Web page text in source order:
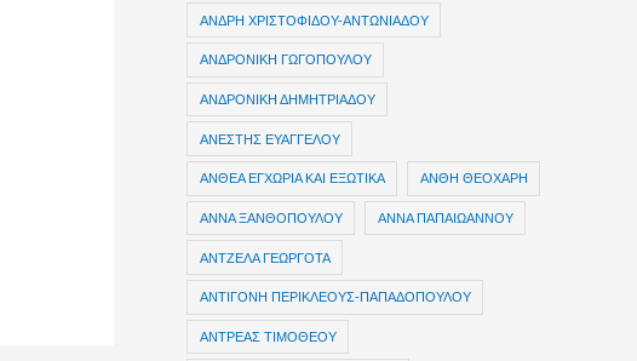
ΑΝΔΡΗ ΧΡΙΣΤΟΦΙΔΟΥ-ΑΝΤΩΝΙΑΔΟΥ
ΑΝΔΡΟΝΙΚΗ ΓΩΓΟΠΟΥΛΟΥ
ΑΝΔΡΟΝΙΚΗ ΔΗΜΗΤΡΙΑΔΟΥ
ΑΝΕΣΤΗΣ ΕΥΑΓΓΕΛΟΥ
ΑΝΘΕΑ ΕΓΧΩΡΙΑ ΚΑΙ ΕΞΩΤΙΚΑ ΑΝΘΗ ΘΕΟΧΑΡΗ
ΑΝΝΑ ΞΑΝΘΟΠΟΥΛΟΥ ΑΝΝΑ ΠΑΠΑΙΩΑΝΝΟΥ
ΑΝΤΖΕΛΑ ΓΕΩΡΓΟΤΑ
ΑΝΤΙΓΟΝΗ ΠΕΡΙΚΛΕΟΥΣ-ΠΑΠΑΔΟΠΟΥΛΟΥ
ΑΝΤΡΕΑΣ ΤΙΜΟΘΕΟΥ